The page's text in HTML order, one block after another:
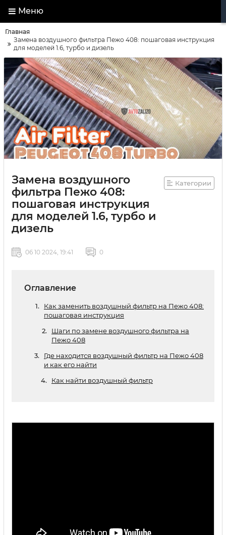
Меню
Главная
Замена воздушного фильтра Пежо 408: пошаговая инструкция
для моделей 1.6, турбо и дизель
Замена воздушного
фильтра Пежо 408:
пошаговая инструкция
для моделей 1.6, турбо и
дизель
Категории
06 10 2024, 19:41 0
Оглавление
Как заменить воздушный фильтр на Пежо 408:
пошаговая инструкция
Шаги по замене воздушного фильтра на
Пежо 408
Где находится воздушный фильтр на Пежо 408
и как его найти
Как найти воздушный фильтр